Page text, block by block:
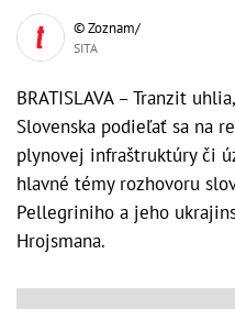
© Zoznam/
SITA
BRATISLAVA – Tranzit
Slovenska podieľať sa na
plynovej infraštruktúry či
hlavné témy rozhovoru
Pellegriniho a jeho
Hrojsmana.